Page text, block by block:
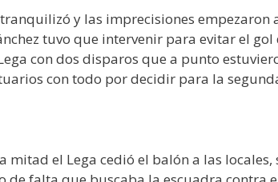
y las imprecisiones
tuvo que intervenir para evitar el
con dos disparos que a punto
con todo por decidir para la
mitad el Lega cedió el balón a las